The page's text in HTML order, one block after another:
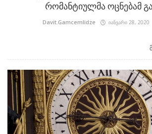
რომანტიულმა ოცნებამ
Davit.Gamcemlidze იანვარი 28, 2020